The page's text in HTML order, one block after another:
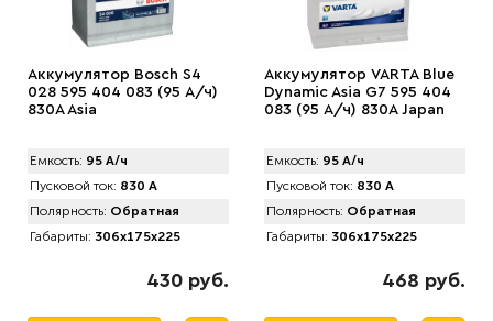
Аккумулятор Bosch S4
028 595 404 083 (95 А/ч)
830A Asia
Емкость: 95 А/ч
Пусковой ток: 830 А
Полярность: Обратная
Габариты: 306x175x225
430 руб.
Аккумулятор VARTA Blue
Dynamic Asia G7 595 404
083 (95 А/ч) 830А Japan
Емкость: 95 А/ч
Пусковой ток: 830 А
Полярность: Обратная
Габариты: 306x175x225
468 руб.